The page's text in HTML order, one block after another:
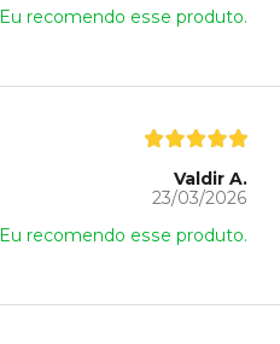
Eu recomendo esse produto.
Valdir A.
23/03/2026
Eu recomendo esse produto.